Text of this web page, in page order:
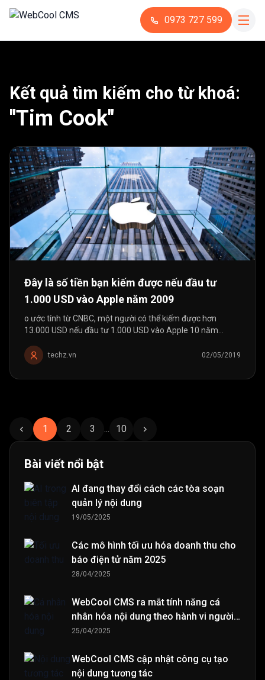
0973 727 599
Kết quả tìm kiếm cho từ khoá:
"Tim Cook"
Đây là số tiền bạn kiếm được nếu đầu tư
1.000 USD vào Apple năm 2009
o ước tính từ CNBC, một người có thể kiếm được hơn
13.000 USD nếu đầu tư 1.000 USD vào Apple 10 năm
techz.vn 02/05/2019
1 2 3 ... 10
Bài viết nổi bật
AI đang thay đổi cách các tòa soạn
quản lý nội dung
19/05/2025
Các mô hình tối ưu hóa doanh thu cho
báo điện tử năm 2025
28/04/2025
WebCool CMS ra mắt tính năng cá
nhân hóa nội dung theo hành vi người
đọc
25/04/2025
WebCool CMS cập nhật công cụ tạo
nội dung tương tác